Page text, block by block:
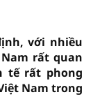
với nhiều
rất quan
tế rất phong
Nam trong